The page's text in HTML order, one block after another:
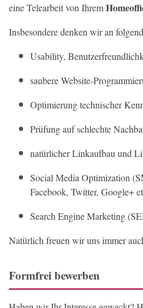
eine Telearbeit von Ihrem
Insbesondere denken wir an
Usability,
saubere Website-
Optimierung technischer
Prüfung auf schlechte
natürlicher Linkaufbau und
Social Media Optimization
Facebook, Twitter, Google+
Search Engine Marketing
Natürlich freuen wir uns immer
Formfrei bewerben